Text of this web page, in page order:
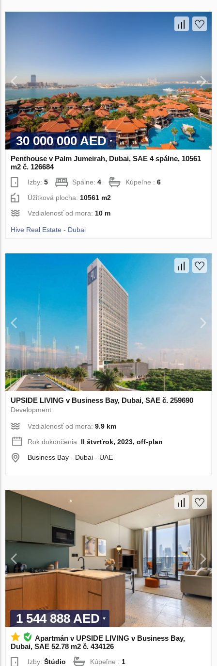
30 000 000 AED
Penthouse v Palm Jumeirah, Dubai, SAE 4 spálne, 10561
m2 č. 126684
Izby:5 Spálne:4 Kúpeľne :6
Úžitková plocha: 10561 m2
Vzdialenosť od mora: 10 m
Hive Real Estate - Dubai
UPSIDE LIVING v Business Bay, Dubai, SAE č. 259690
Development
Vzdialenosť od mora:9.9 km
Rok dokončenia: II štvrťrok, 2023, off-plan
Business Bay - Dubai - UAE
1 544 888 AED
Apartmán v UPSIDE LIVING v Business Bay,
Dubai, SAE 52.78 m2 č. 434126
Izby:Štúdio Kúpeľne :1